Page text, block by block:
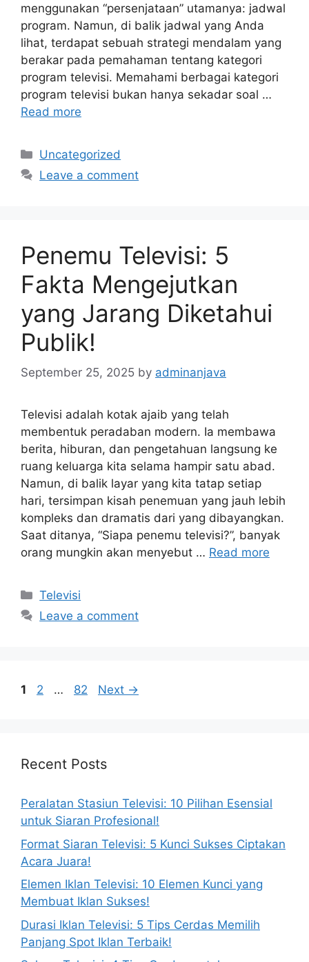
menggunakan “persenjataan” utamanya: jadwal
program. Namun, di balik jadwal yang Anda
lihat, terdapat sebuah strategi mendalam yang
berakar pada pemahaman tentang kategori
program televisi. Memahami berbagai kategori
program televisi bukan hanya sekadar soal …
Read more
Categories
Uncategorized
Leave a comment
Penemu Televisi: 5
Fakta Mengejutkan
yang Jarang Diketahui
Publik!
September 25, 2025 by adminanjava
Televisi adalah kotak ajaib yang telah
membentuk peradaban modern. Ia membawa
berita, hiburan, dan pengetahuan langsung ke
ruang keluarga kita selama hampir satu abad.
Namun, di balik layar yang kita tatap setiap
hari, tersimpan kisah penemuan yang jauh lebih
kompleks dan dramatis dari yang dibayangkan.
Saat ditanya, “Siapa penemu televisi?”, banyak
orang mungkin akan menyebut … Read more
Categories
Televisi
Leave a comment
Page
1 Page
2 … Page
82 Next →
Recent Posts
Peralatan Stasiun Televisi: 10 Pilihan Esensial
untuk Siaran Profesional!
Format Siaran Televisi: 5 Kunci Sukses Ciptakan
Acara Juara!
Elemen Iklan Televisi: 10 Elemen Kunci yang
Membuat Iklan Sukses!
Durasi Iklan Televisi: 5 Tips Cerdas Memilih
Panjang Spot Iklan Terbaik!